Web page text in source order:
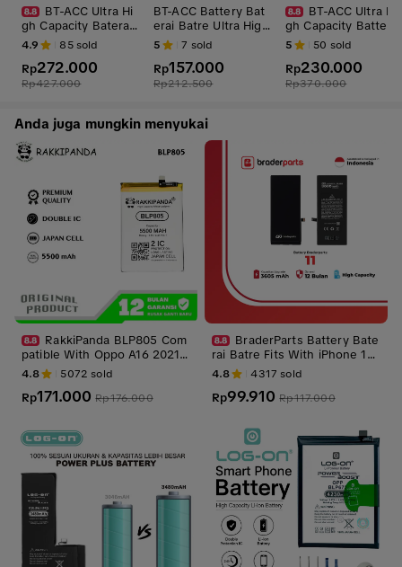
BT-ACC Ultra Hi
gh Capacity Baterai
Battery Batre For iP
hone 11 With 3550
mAh
4.9 85sold
Rp272.000
Rp427.000
BT-ACC Battery Bat
erai Batre Ultra High
Capacity For iPhone
SE 2016 With 1950m
Ah
5 7 sold
Rp157.000
Rp212.500
BT-ACC Ultra Hi
gh Capacity Battery
Baterai Batre For iP
hone XR With 3610
mAhh
5 50 sold
Rp230.000
Rp370.000
Anda juga mungkin menyukai
RakkiPanda BLP805 Com
patible With Oppo A16 2021/
A32/A33 2020/A53 2020/A53
S 5G/A54/A54S/A55/A73/A74
5G/A75/A93 5G Batre Batrai
4.8 5072 sold
Rp171.000 Rp176.000
BraderParts Battery Bate
rai Batre Fits With iPhone 11
3605 mAH
4.8 4317 sold
Rp99.910 Rp117.000